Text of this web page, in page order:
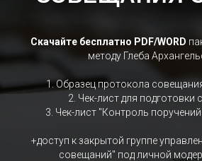
Скачайте бесплатно PDF/WORD
методу Глеба
1. Образец протокола
2. Чек-лист для подготовки
3. Чек-лист "Контроль
+доступ к закрытой группе
совещаний" под личной